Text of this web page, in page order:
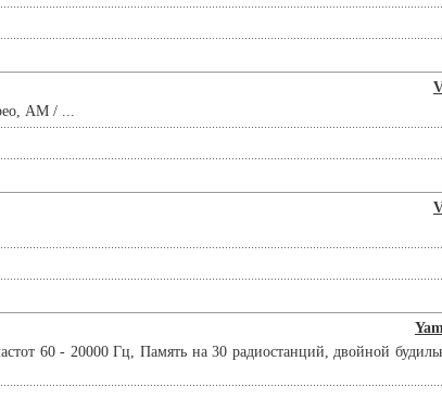
AM / ...
60 - 20000 Гц, Память на 30 радиостанций, двойной